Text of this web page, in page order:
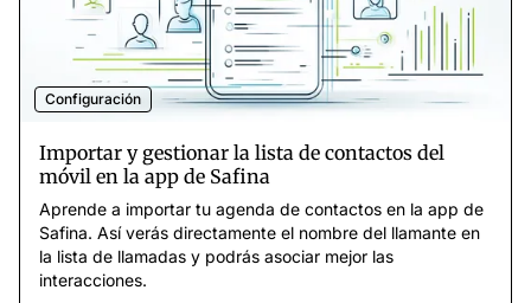
Configuración
Importar y gestionar la lista de contactos del
móvil en la app de Safina
Aprende a importar tu agenda de contactos en la app de
Safina. Así verás directamente el nombre del llamante en
la lista de llamadas y podrás asociar mejor las
interacciones.